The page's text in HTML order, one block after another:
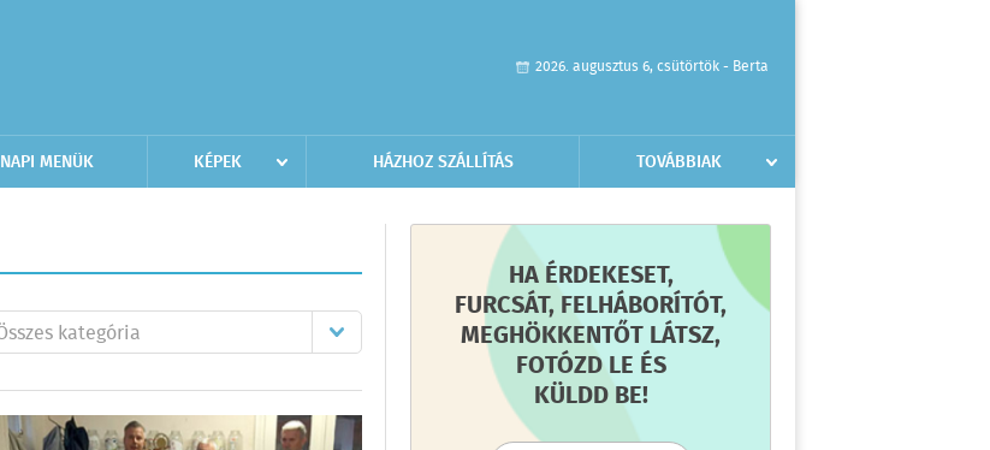
2026. augusztus 6, csütörtök - Berta
NAPI MENÜK KÉPEK HÁZHOZ SZÁLLÍTÁS TOVÁBBIAK
HA ÉRDEKESET,
FURCSÁT, FELHÁBORÍTÓT,
MEGHÖKKENTŐT LÁTSZ,
FOTÓZD LE ÉS
KÜLDD BE!